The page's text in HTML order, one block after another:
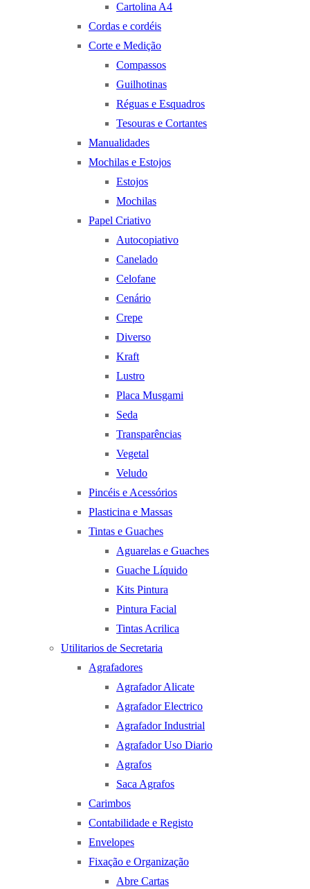
Cartolina A4
Cordas e cordéis
Corte e Medição
Compassos
Guilhotinas
Réguas e Esquadros
Tesouras e Cortantes
Manualidades
Mochilas e Estojos
Estojos
Mochilas
Papel Criativo
Autocopiativo
Canelado
Celofane
Cenário
Crepe
Diverso
Kraft
Lustro
Placa Musgami
Seda
Transparências
Vegetal
Veludo
Pincéis e Acessórios
Plasticina e Massas
Tintas e Guaches
Aguarelas e Guaches
Guache Líquido
Kits Pintura
Pintura Facial
Tintas Acrilica
Utilitarios de Secretaria
Agrafadores
Agrafador Alicate
Agrafador Electrico
Agrafador Industrial
Agrafador Uso Diario
Agrafos
Saca Agrafos
Carimbos
Contabilidade e Registo
Envelopes
Fixação e Organização
Abre Cartas